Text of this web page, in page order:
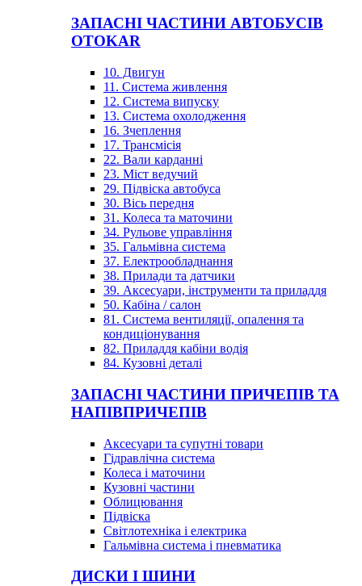
ЗАПАСНІ ЧАСТИНИ АВТОБУСІВ
OTOKAR
10. Двигун
11. Система живлення
12. Система випуску
13. Система охолодження
16. Зчеплення
17. Трансмісія
22. Вали карданні
23. Міст ведучий
29. Підвіска автобуса
30. Вісь передня
31. Колеса та маточини
34. Рульове управління
35. Гальмівна система
37. Електрообладнання
38. Прилади та датчики
39. Аксесуари, інструменти та приладдя
50. Кабіна / салон
81. Система вентиляції, опалення та
кондиціонування
82. Приладдя кабіни водія
84. Кузовні деталі
ЗАПАСНІ ЧАСТИНИ ПРИЧЕПІВ ТА
НАПІВПРИЧЕПІВ
Аксесуари та супутні товари
Гідравлічна система
Колеса і маточини
Кузовні частини
Облицювання
Підвіска
Світлотехніка і електрика
Гальмівна система і пневматика
ДИСКИ І ШИНИ